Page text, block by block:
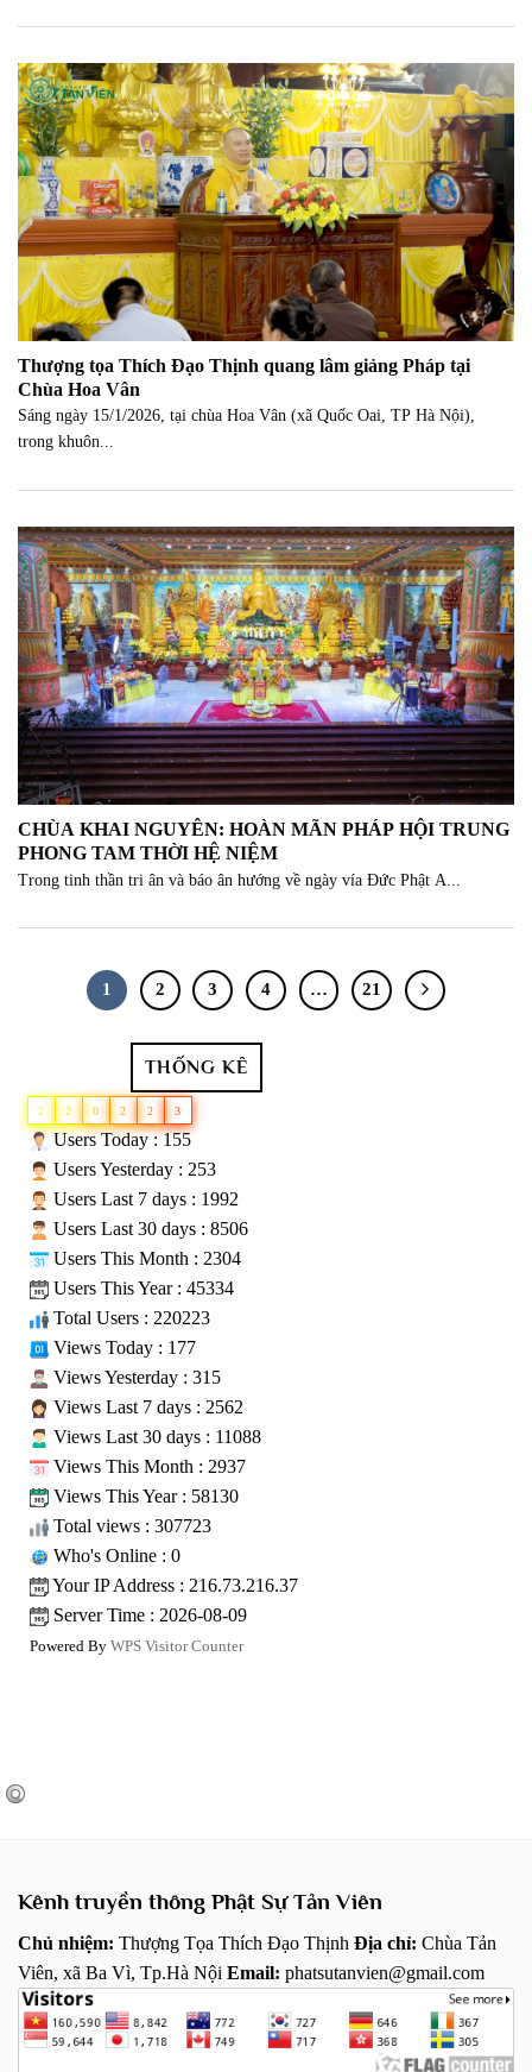
Thượng tọa Thích Đạo Thịnh quang lâm giảng Pháp tại
Chùa Hoa Vân
Sáng ngày 15/1/2026, tại chùa Hoa Vân (xã Quốc Oai, TP Hà Nội),
trong khuôn...
CHÙA KHAI NGUYÊN: HOÀN MÃN PHÁP HỘI TRUNG
PHONG TAM THỜI HỆ NIỆM
Trong tinh thần tri ân và báo ân hướng về ngày vía Đức Phật A...
1 2 3 4 … 21
THỐNG KÊ
2 2 0 2 2 3
Users Today : 155
Users Yesterday : 253
Users Last 7 days : 1992
Users Last 30 days : 8506
Users This Month : 2304
Users This Year : 45334
Total Users : 220223
Views Today : 177
Views Yesterday : 315
Views Last 7 days : 2562
Views Last 30 days : 11088
Views This Month : 2937
Views This Year : 58130
Total views : 307723
Who's Online : 0
Your IP Address : 216.73.216.37
Server Time : 2026-08-09
Powered By WPS Visitor Counter
Kênh truyền thông Phật Sự Tản Viên
Chủ nhiệm: Thượng Tọa Thích Đạo Thịnh Địa chỉ: Chùa Tản
Viên, xã Ba Vì, Tp.Hà Nội Email: phatsutanvien@gmail.com